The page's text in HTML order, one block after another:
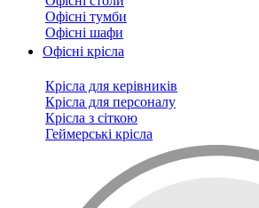
Офісні тумби
Офісні шафи
Офісні крісла
Крісла для керівників
Крісла для персоналу
Крісла з сіткою
Геймерські крісла